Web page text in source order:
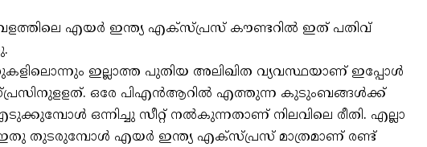
എയര്‍ ഇന്ത്യ എക്‌സ്പ്രസ് കൗണ്ടറില്‍ ഇത് പതിവ്
ഇല്ലാത്ത പുതിയ അലിഖിത വ്യവസ്ഥയാണ് ഇപ്പോള്‍
ഒരേ പിഎന്‍ആറില്‍ എത്തുന്ന കുടുംബങ്ങള്‍ക്ക്
ഒന്നിച്ചു സീറ്റ് നല്‍കുന്നതാണ് നിലവിലെ രീതി. എല്ലാ
തുടരുമ്പോള്‍ എയര്‍ ഇന്ത്യ എക്‌സ്പ്രസ് മാത്രമാണ് രണ്ട്